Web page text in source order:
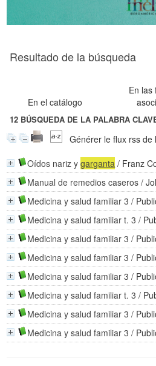
Resultado de la búsqueda
En el catálogo
En las
12 BÚSQUEDA DE LA PALABRA
Générer le flux rss de
Oídos nariz ygarganta / Franz
Manual de remedios caseros /
Medicina y salud familiar 3 /
Medicina y salud familiar t. 3 /
Medicina y salud familiar 3 /
Medicina y salud familiar 3 /
Medicina y salud familiar 3 /
Medicina y salud familiar t. 3 /
Medicina y salud familiar 3 /
Medicina y salud familiar 3 /